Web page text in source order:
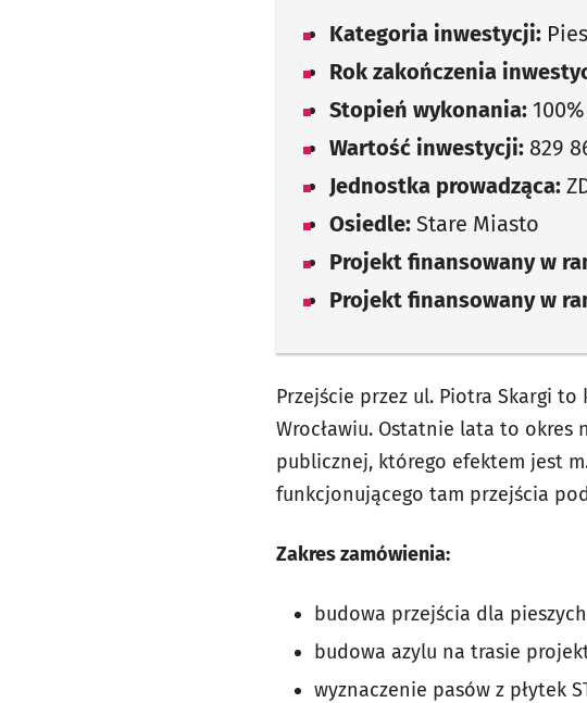
Kategoria inwestycji:
Rok zakończenia
Stopień wykonania: 100%
Wartość inwestycji: 829
Jednostka prowadząca:
Osiedle: Stare Miasto
Projekt finansowany w
Projekt finansowany w
Przejście przez ul. Piotra Skargi
Wrocławiu. Ostatnie lata to
publicznej, którego efektem jest
funkcjonującego tam przejścia
Zakres zamówienia:
budowa przejścia dla
budowa azylu na trasie
wyznaczenie pasów z płytek